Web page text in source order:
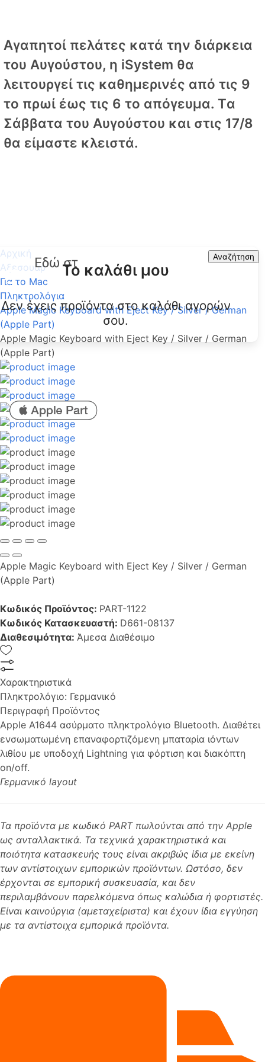
Αγαπητοί πελάτες κατά την διάρκεια
του Αυγούστου, η iSystem θα
λειτουργεί τις καθημερινές από τις 9
το πρωί έως τις 6 το απόγευμα. Tα
Σάββατα του Αυγούστου και στις 17/8
θα είμαστε κλειστά.
Αναζήτηση
Το καλάθι μου
Δεν έχεις προϊόντα στο καλάθι αγορών
σου.
Αρχική
Αξεσουάρ
Για το Mac
Πληκτρολόγια
Apple Magic Keyboard with Eject Key / Silver / German
(Apple Part)
Apple Magic Keyboard with Eject Key / Silver / German
(Apple Part)
Apple Magic Keyboard with Eject Key / Silver / German
(Apple Part)
Κωδικός Προϊόντος: PART-1122
Κωδικός Κατασκευαστή: D661-08137
Διαθεσιμότητα: Άμεσα Διαθέσιμο
Χαρακτηριστικά
Πληκτρολόγιο: Γερμανικό
Περιγραφή Προϊόντος
Apple A1644 ασύρματο πληκτρολόγιο Bluetooth. Διαθέτει
ενσωματωμένη επαναφορτιζόμενη μπαταρία ιόντων
λιθίου με υποδοχή Lightning για φόρτιση και διακόπτη
on/off.
Γερμανικό layout
Τα προϊόντα με κωδικό PART πωλούνται από την Apple
ως ανταλλακτικά. Τα τεχνικά χαρακτηριστικά και
ποιότητα κατασκευής τους είναι ακριβώς ίδια με εκείνη
των αντίστοιχων εμπορικών προϊόντων. Ωστόσο, δεν
έρχονται σε εμπορική συσκευασία, και δεν
περιλαμβάνουν παρελκόμενα όπως καλώδια ή φορτιστές.
Είναι καινούργια (αμεταχείριστα) και έχουν ίδια εγγύηση
με τα αντίστοιχα εμπορικά προϊόντα.